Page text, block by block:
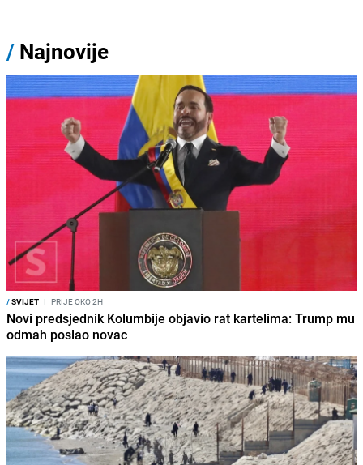
/ Najnovije
/SVIJET I PRIJE OKO 2H
Novi predsjednik Kolumbije objavio rat kartelima: Trump mu
odmah poslao novac